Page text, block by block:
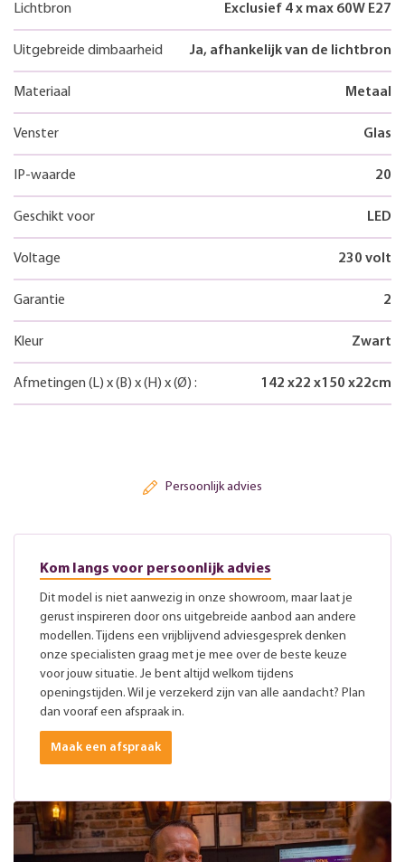
Lichtbron Exclusief 4 x max 60W E27
Uitgebreide dimbaarheid Ja, afhankelijk van de lichtbron
Materiaal Metaal
Venster Glas
IP-waarde 20
Geschikt voor LED
Voltage 230 volt
Garantie 2
Kleur Zwart
Afmetingen (L) x(B) x(H) x(Ø) : 142 x22 x150 x22cm
Persoonlijk advies
Kom langs voor persoonlijk advies
Dit model is niet aanwezig in onze showroom, maar laat je
gerust inspireren door ons uitgebreide aanbod aan andere
modellen. Tijdens een vrijblijvend adviesgesprek denken
onze specialisten graag met je mee over de beste keuze
voor jouw situatie. Je bent altijd welkom tijdens
openingstijden. Wil je verzekerd zijn van alle aandacht? Plan
dan vooraf een afspraak in.
Maak een afspraak